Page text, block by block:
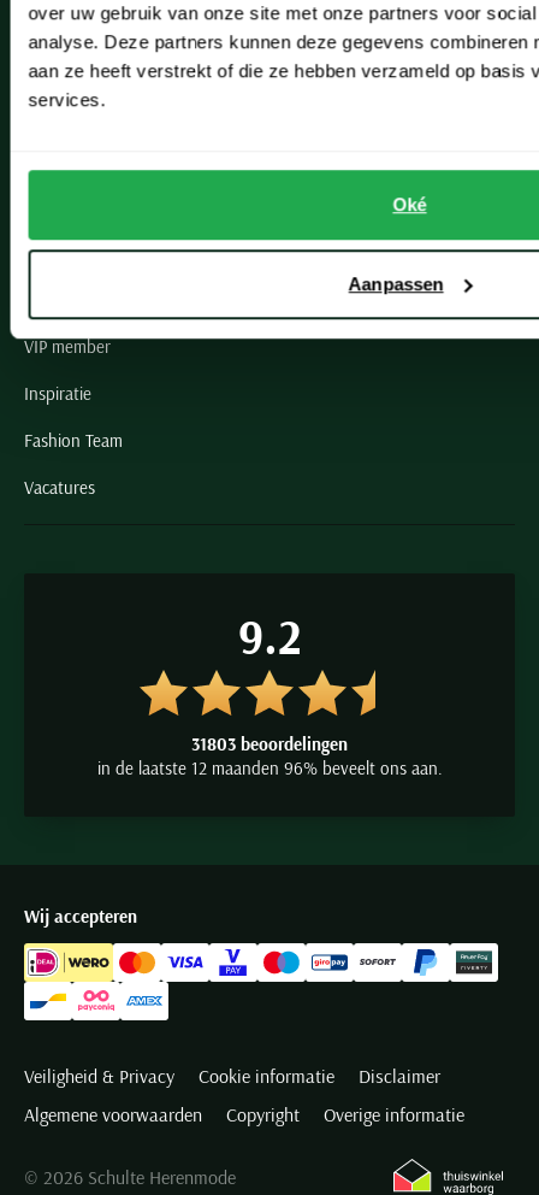
over uw gebruik van onze site met onze partners voor
analyse. Deze partners kunnen deze gegevens combineren
aan ze heeft verstrekt of die ze hebben verzameld op basis
services.
Oké
Aanpassen
Noordwijk
Oegstgeest
Grote maten herenkleding
VIP member
Inspiratie
Fashion Team
Vacatures
9.2
31803 beoordelingen
in de laatste 12 maanden 96% beveelt ons aan.
Wij accepteren
Veiligheid & Privacy Cookie informatie
Disclaimer
Algemene voorwaarden
Copyright Overige informatie
© 2026 Schulte Herenmode